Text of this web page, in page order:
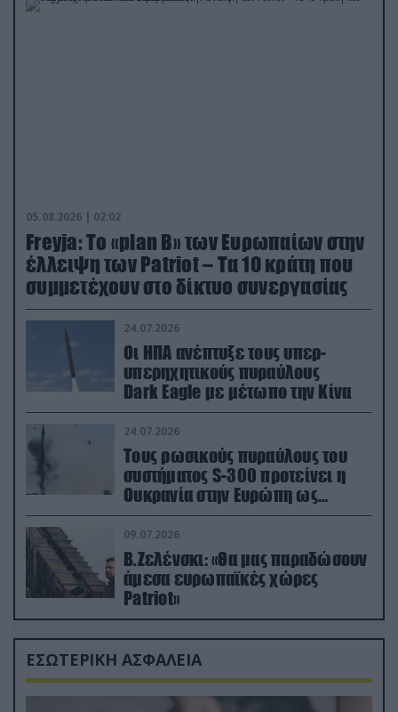
05.08.2026 | 02:02
Freyja: Το «plan Β» των Ευρωπαίων στην
έλλειψη των Patriot – Τα 10 κράτη που
συμμετέχουν στο δίκτυο συνεργασίας
24.07.2026
Οι ΗΠΑ ανέπτυξε τους υπερ-
υπερηχητικούς πυραύλους
Dark Eagle με μέτωπο την Κίνα
24.07.2026
Τους ρωσικούς πυραύλους του
συστήματος S-300 προτείνει η
Ουκρανία στην Ευρώπη ως
αντιβαλλιστικό σύστημα
09.07.2026
Β.Ζελένσκι: «Θα μας παραδώσουν
άμεσα ευρωπαϊκές χώρες
Patriot»
ΕΣΩΤΕΡΙΚΗ ΑΣΦΑΛΕΙΑ